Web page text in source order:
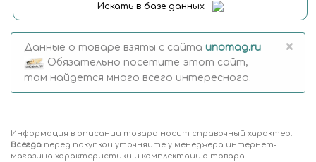
Искать в базе данных
Данные о товаре взяты с сайта unomag.ru
Обязательно посетите этот сайт,
там найдется много всего интересного.
×
Информация в описании товара носит справочный характер.
Всегда перед покупкой уточняйте у менеджера интернет-
магазина характеристики и комплектацию товара.